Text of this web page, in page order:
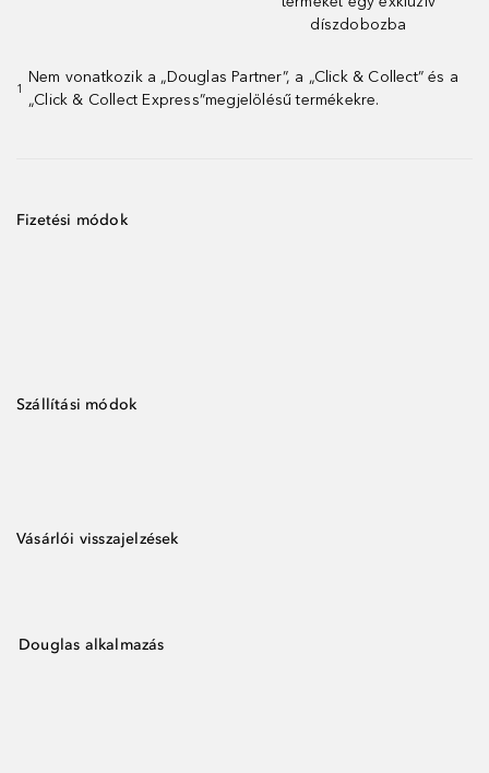
díszdobozba
1
Nem vonatkozik a „Douglas Partner”, a „Click & Collect” és a
„Click & Collect Express”megjelölésű termékekre.
Fizetési módok
Szállítási módok
Vásárlói visszajelzések
Douglas alkalmazás